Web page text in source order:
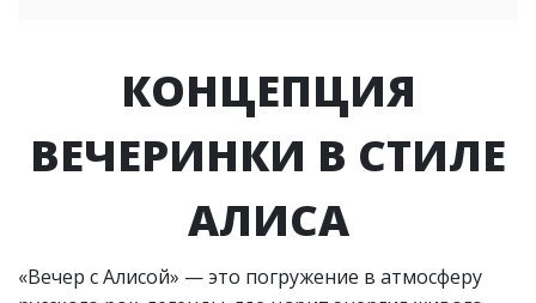
КОНЦЕПЦИЯ
ВЕЧЕРИНКИ В СТИЛЕ
АЛИСА
«Вечер с Алисой» — это погружение в атмосферу